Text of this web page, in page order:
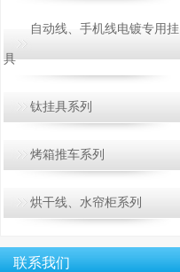
自动线、手机线电镀专用挂
具
钛挂具系列
烤箱推车系列
烘干线、水帘柜系列
联系我们